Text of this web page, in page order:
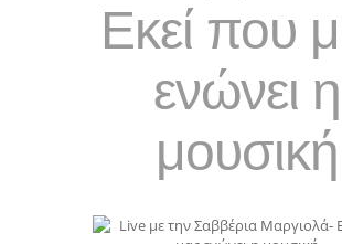
Εκεί που
ενώνει η
μουσική